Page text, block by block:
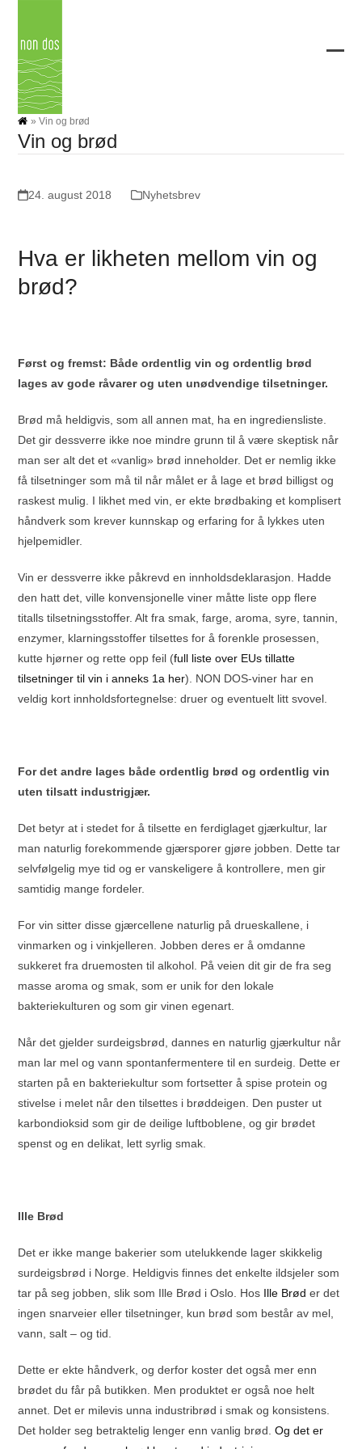
content
»Vin og brød
Vin og brød
24. august 2018 Nyhetsbrev
Hva er likheten mellom vin og
brød?
Først og fremst: Både ordentlig vin og ordentlig brød
lages av gode råvarer og uten unødvendige tilsetninger.
Brød må heldigvis, som all annen mat, ha en ingrediensliste.
Det gir dessverre ikke noe mindre grunn til å være skeptisk når
man ser alt det et «vanlig» brød inneholder. Det er nemlig ikke
få tilsetninger som må til når målet er å lage et brød billigst og
raskest mulig. I likhet med vin, er ekte brødbaking et komplisert
håndverk som krever kunnskap og erfaring for å lykkes uten
hjelpemidler.
Vin er dessverre ikke påkrevd en innholdsdeklarasjon. Hadde
den hatt det, ville konvensjonelle viner måtte liste opp flere
titalls tilsetningsstoffer. Alt fra smak, farge, aroma, syre, tannin,
enzymer, klarningsstoffer tilsettes for å forenkle prosessen,
kutte hjørner og rette opp feil (full liste over EUs tillatte
tilsetninger til vin i anneks 1a her). NON DOS-viner har en
veldig kort innholdsfortegnelse: druer og eventuelt litt svovel.
For det andre lages både ordentlig brød og ordentlig vin
uten tilsatt industrigjær.
Det betyr at i stedet for å tilsette en ferdiglaget gjærkultur, lar
man naturlig forekommende gjærsporer gjøre jobben. Dette tar
selvfølgelig mye tid og er vanskeligere å kontrollere, men gir
samtidig mange fordeler.
For vin sitter disse gjærcellene naturlig på drueskallene, i
vinmarken og i vinkjelleren. Jobben deres er å omdanne
sukkeret fra druemosten til alkohol. På veien dit gir de fra seg
masse aroma og smak, som er unik for den lokale
bakteriekulturen og som gir vinen egenart.
Når det gjelder surdeigsbrød, dannes en naturlig gjærkultur når
man lar mel og vann spontanfermentere til en surdeig. Dette er
starten på en bakteriekultur som fortsetter å spise protein og
stivelse i melet når den tilsettes i brøddeigen. Den puster ut
karbondioksid som gir de deilige luftboblene, og gir brødet
spenst og en delikat, lett syrlig smak.
Ille Brød
Det er ikke mange bakerier som utelukkende lager skikkelig
surdeigsbrød i Norge. Heldigvis finnes det enkelte ildsjeler som
tar på seg jobben, slik som Ille Brød i Oslo. Hos Ille Brød er det
ingen snarveier eller tilsetninger, kun brød som består av mel,
vann, salt – og tid.
Dette er ekte håndverk, og derfor koster det også mer enn
brødet du får på butikken. Men produktet er også noe helt
annet. Det er milevis unna industribrød i smak og konsistens.
Det holder seg betraktelig lenger enn vanlig brød.Og det er